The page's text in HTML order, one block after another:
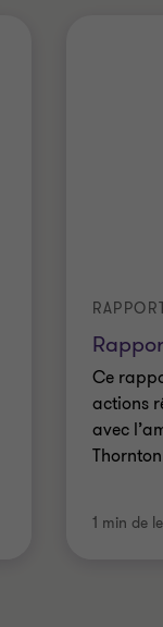
Ce
actions
avec
1 min de